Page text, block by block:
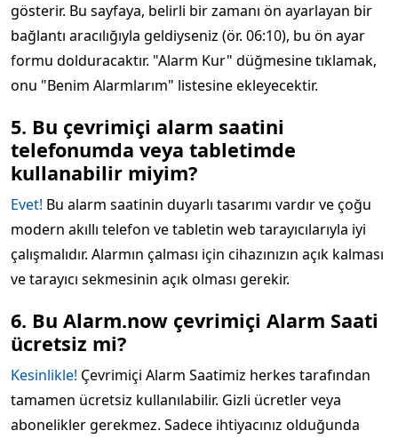
gösterir. Bu sayfaya, belirli bir zamanı ön ayarlayan bir
bağlantı aracılığıyla geldiyseniz (ör. 06:10), bu ön ayar
formu dolduracaktır. "Alarm Kur" düğmesine tıklamak,
onu "Benim Alarmlarım" listesine ekleyecektir.
5. Bu çevrimiçi alarm saatini
telefonumda veya tabletimde
kullanabilir miyim?
Evet! Bu alarm saatinin duyarlı tasarımı vardır ve çoğu
modern akıllı telefon ve tabletin web tarayıcılarıyla iyi
çalışmalıdır. Alarmın çalması için cihazınızın açık kalması
ve tarayıcı sekmesinin açık olması gerekir.
6. Bu Alarm.now çevrimiçi Alarm Saati
ücretsiz mi?
Kesinlikle! Çevrimiçi Alarm Saatimiz herkes tarafından
tamamen ücretsiz kullanılabilir. Gizli ücretler veya
abonelikler gerekmez. Sadece ihtiyacınız olduğunda